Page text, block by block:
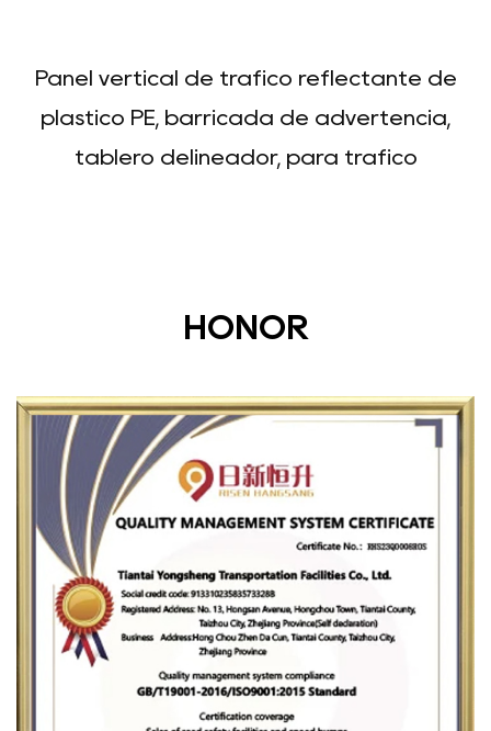
Panel vertical de tráfico reflectante de
plástico PE, barricada de advertencia,
tablero delineador, para tráfico
HONOR